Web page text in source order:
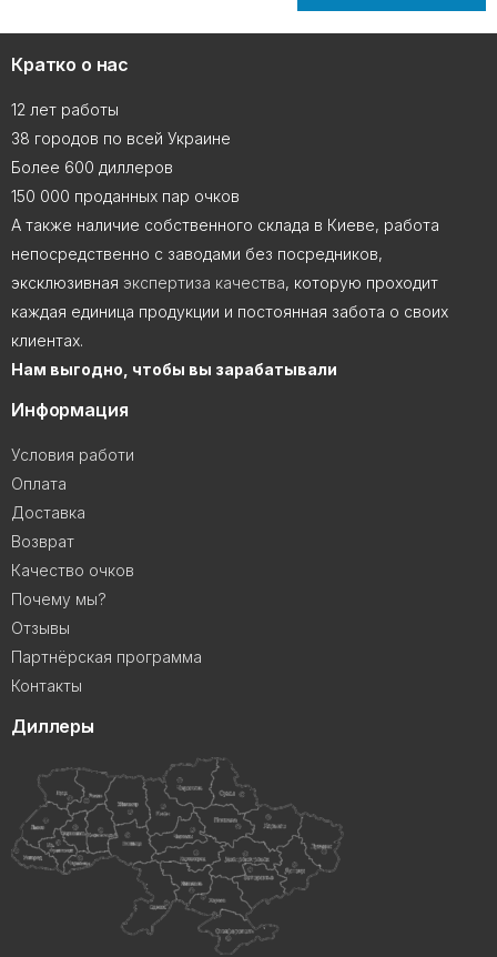
Кратко о нас
12 лет работы
38 городов по всей Украине
Более 600 диллеров
150 000 проданных пар очков
А также наличие собственного склада в Киеве, работа
непосредственно с заводами без посредников,
эксклюзивная экспертиза качества, которую проходит
каждая единица продукции и постоянная забота о своих
клиентах.
Нам выгодно, чтобы вы зарабатывали
Информация
Условия работи
Оплата
Доставка
Возврат
Качество очков
Почему мы?
Отзывы
Партнёрская программа
Контакты
Диллеры